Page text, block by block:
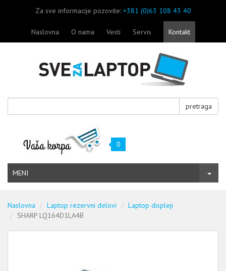
Za sve informacije pozovite: +381 (0)63 108 43 40
Naslovna O nama Vesti Servis Kontakt
pretraga
0
MENI
Naslovna Laptop rezervni delovi
Laptop displeji
SHARP LQ164D1LA4B